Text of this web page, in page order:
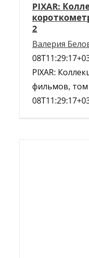
PIXAR:
2
Валерия
PIXAR:
фильмов, том